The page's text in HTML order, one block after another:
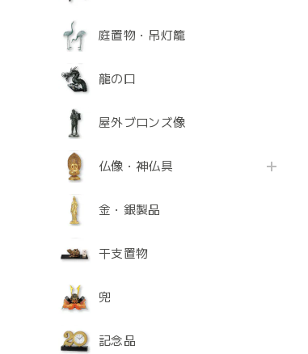
庭置物・吊灯籠
龍の口
屋外ブロンズ像
仏像・神仏具
金・銀製品
干支置物
兜
記念品